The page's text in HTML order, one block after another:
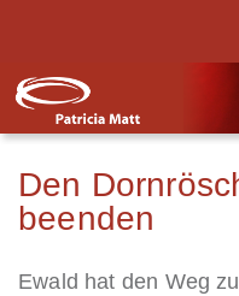
Den
beenden
Ewald hat den Weg